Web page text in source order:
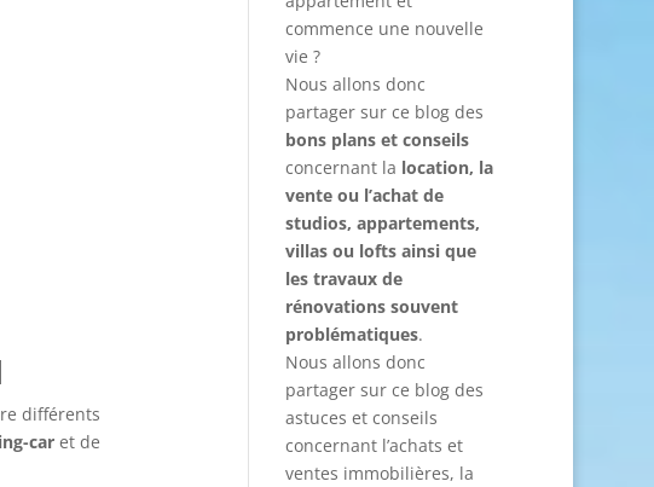
différents
caret de
commence une nouvelle
vie ?
Nous allons donc
partager sur ce blog des
bons plans et conseils
concernant la location, la
vente ou l’achat de
studios, appartements,
villas ou lofts ainsi que
les travaux de
rénovations souvent
problématiques.
Nous allons donc
partager sur ce blog des
astuces et conseils
concernant l’achats et
ventes immobilières, la